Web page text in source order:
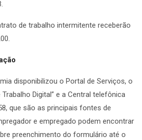
de trabalho intermitente receberão
disponibilizou o Portal de Serviços, o
Digital” e a Central telefônica
que são as principais fontes de
e empregado podem encontrar
preenchimento do formulário até o